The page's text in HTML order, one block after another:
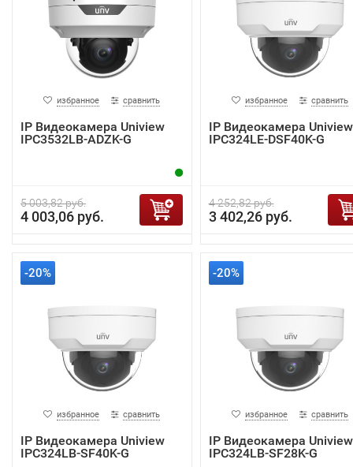
избранное сравнить
IP Видеокамера Uniview
IPC3532LB-ADZK-G
5 003,82 руб.
4 003,06 руб.
избранное сравнить
IP Видеокамера Uniview
IPC324LE-DSF40K-G
4 252,82 руб.
3 402,26 руб.
-20%
избранное сравнить
IP Видеокамера Uniview
IPC324LB-SF40K-G
-20%
избранное сравнить
IP Видеокамера Uniview
IPC324LB-SF28K-G